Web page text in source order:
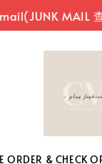
MAIL 查看
& CHECK